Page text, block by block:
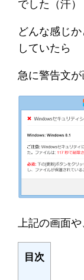
でした（汗）
どんな感じ
していたら
急に警告文が
上記の画面や
目次